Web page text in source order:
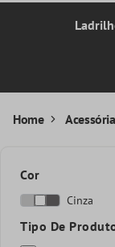
Home
Cor
Cinza
Tipo De